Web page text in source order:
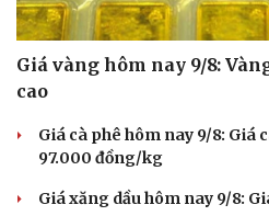
Giá vàng hôm nay 9/8:
cao
Giá cà phê hôm nay 9/8: Giá
97.000 đồng/kg
Giá xăng dầu hôm nay 9/8: